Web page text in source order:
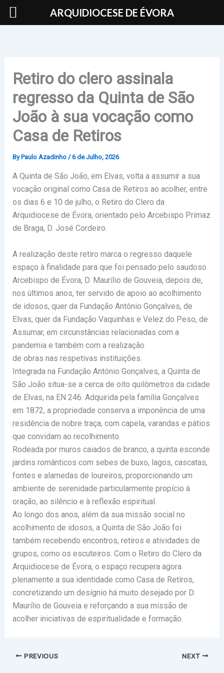
Skip
Retiro do clero assinala
regresso da Quinta de São
João à sua vocação como
Casa de Retiros
By Paulo Azadinho /6 de Julho, 2026
A Quinta de São João, em Elvas, volta a assumir a sua
vocação original como Casa de Retiros ao acolher, entre
os dias 6 e 10 de julho, o Retiro do Clero da
Arquidiocese de Évora, orientado pelo Arcebispo Primaz
de Braga, D. José Cordeiro.
A realização deste retiro marca o regresso daquele
espaço à finalidade para que foi pensado pelo saudoso
Arcebispo de Évora, D. Maurílio de Gouveia, depois de,
nos últimos anos, ter servido de apoio ao acolhimento
de idosos, quer da Fundação António Gonçalves, de
Elvas, quer da Fundação Vaquinhas e Velez do Peso, de
Assumar, em circunstâncias relacionadas com a
pandemia e também com a realização
de obras nas respetivas instituições.
Integrada na Fundação António Gonçalves, a Quinta de
São João situa-se a cerca de oito quilómetros da cidade
de Elvas, na EN 246. Adquirida pela família Gonçalves
em 1872, a propriedade conserva a imponência de uma
residência de nobre traça, com capela, varandas e pátios
que convidam ao recolhimento.
Rodeada por muros caiados de branco, a quinta esconde
jardins românticos com sebes de buxo, lagos, cascatas,
fontes e alamedas de loureiros, proporcionando um
ambiente de serenidade particularmente propício à
oração, ao silêncio e à reflexão espiritual.
Ao longo dos anos, além da sua missão social no
acolhimento de idosos, a Quinta de São João foi
também recebendo encontros, retiros e atividades de
grupos, como os escuteiros. Com o Retiro do Clero da
Arquidiocese de Évora, o espaço recupera agora
plenamente a sua identidade como Casa de Retiros,
concretizando um desígnio há muito desejado por D.
Maurílio de Gouveia e reforçando a sua missão de
acolher iniciativas de espiritualidade e formação.
PREVIOUS NEXT
ARQUIDIOCESE DE ÉVORA